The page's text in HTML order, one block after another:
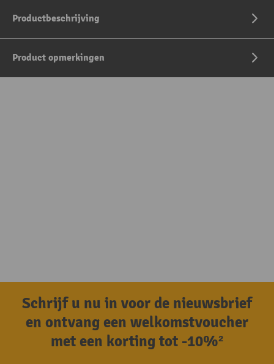
Productbeschrijving
Product opmerkingen
Schrijf u nu in voor de nieuwsbrief
en ontvang een welkomstvoucher
met een korting tot -10%²